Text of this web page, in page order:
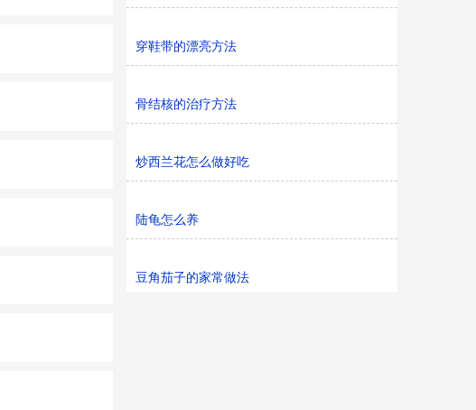
穿鞋带的漂亮方法
骨结核的治疗方法
炒西兰花怎么做好吃
陆龟怎么养
豆角茄子的家常做法